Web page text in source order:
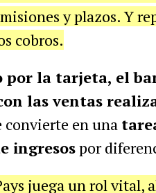
y plazos. Y
cobros.
por la tarjeta, el
las ventas
convierte en una
ingresospor
juega un rol vital,